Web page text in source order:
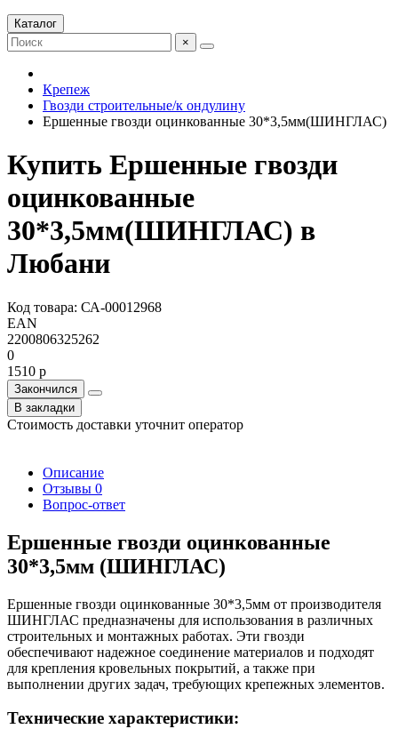
Каталог
×
Крепеж
Гвозди строительные/к ондулину
Ершенные гвозди оцинкованные 30*3,5мм(ШИНГЛАС)
Купить Ершенные гвозди
оцинкованные
30*3,5мм(ШИНГЛАС) в
Любани
Код товара: СА-00012968
EAN
2200806325262
0
1510 р
Закончился
В закладки
Стоимость доставки уточнит оператор
Описание
Отзывы 0
Вопрос-ответ
Ершенные гвозди оцинкованные
30*3,5мм (ШИНГЛАС)
Ершенные гвозди оцинкованные 30*3,5мм от производителя
ШИНГЛАС предназначены для использования в различных
строительных и монтажных работах. Эти гвозди
обеспечивают надежное соединение материалов и подходят
для крепления кровельных покрытий, а также при
выполнении других задач, требующих крепежных элементов.
Технические характеристики: